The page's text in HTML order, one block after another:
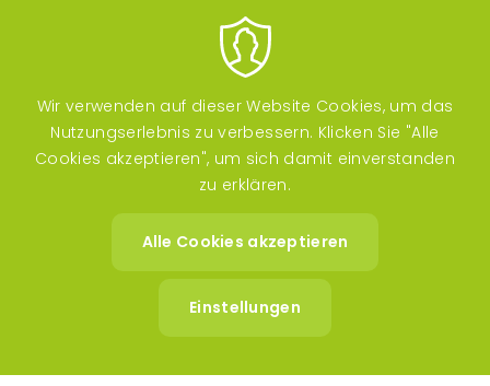
Image
Image
Wir verwenden auf dieser Website Cookies, um das
Nutzungserlebnis zu verbessern. Klicken Sie "Alle
Cookies akzeptieren", um sich damit einverstanden
zu erklären.
Alle Cookies akzeptieren
Einstellungen